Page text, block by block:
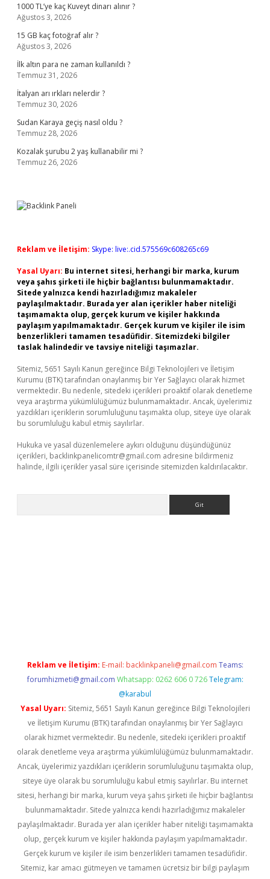
1000 TL’ye kaç Kuveyt dinarı alınır ?
Ağustos 3, 2026
15 GB kaç fotoğraf alır ?
Ağustos 3, 2026
İlk altın para ne zaman kullanıldı ?
Temmuz 31, 2026
İtalyan arı ırkları nelerdir ?
Temmuz 30, 2026
Sudan Karaya geçiş nasıl oldu ?
Temmuz 28, 2026
Kozalak şurubu 2 yaş kullanabilir mi ?
Temmuz 26, 2026
Reklam ve İletişim: Skype: live:.cid.575569c608265c69
Yasal Uyarı: Bu internet sitesi, herhangi bir marka, kurum
veya şahıs şirketi ile hiçbir bağlantısı bulunmamaktadır.
Sitede yalnızca kendi hazırladığımız makaleler
paylaşılmaktadır. Burada yer alan içerikler haber niteliği
taşımamakta olup, gerçek kurum ve kişiler hakkında
paylaşım yapılmamaktadır. Gerçek kurum ve kişiler ile isim
benzerlikleri tamamen tesadüfidir. Sitemizdeki bilgiler
taslak halindedir ve tavsiye niteliği taşımazlar.
Sitemiz, 5651 Sayılı Kanun gereğince Bilgi Teknolojileri ve İletişim
Kurumu (BTK) tarafından onaylanmış bir Yer Sağlayıcı olarak hizmet
vermektedir. Bu nedenle, sitedeki içerikleri proaktif olarak denetleme
veya araştırma yükümlülüğümüz bulunmamaktadır. Ancak, üyelerimiz
yazdıkları içeriklerin sorumluluğunu taşımakta olup, siteye üye olarak
bu sorumluluğu kabul etmiş sayılırlar.
Hukuka ve yasal düzenlemelere aykırı olduğunu düşündüğünüz
içerikleri, backlinkpanelicomtr@gmail.com adresine bildirmeniz
halinde, ilgili içerikler yasal süre içerisinde sitemizden kaldırılacaktır.
Reklam ve İletişim: E-mail: backlinkpaneli@gmail.com Teams:
forumhizmeti@gmail.com Whatsapp: 0262 606 0 726 Telegram:
@karabul
Yasal Uyarı: Sitemiz, 5651 Sayılı Kanun gereğince Bilgi Teknolojileri
ve İletişim Kurumu (BTK) tarafından onaylanmış bir Yer Sağlayıcı
olarak hizmet vermektedir. Bu nedenle, sitedeki içerikleri proaktif
olarak denetleme veya araştırma yükümlülüğümüz bulunmamaktadır.
Ancak, üyelerimiz yazdıkları içeriklerin sorumluluğunu taşımakta olup,
siteye üye olarak bu sorumluluğu kabul etmiş sayılırlar. Bu internet
sitesi, herhangi bir marka, kurum veya şahıs şirketi ile hiçbir bağlantısı
bulunmamaktadır. Sitede yalnızca kendi hazırladığımız makaleler
paylaşılmaktadır. Burada yer alan içerikler haber niteliği taşımamakta
olup, gerçek kurum ve kişiler hakkında paylaşım yapılmamaktadır.
Gerçek kurum ve kişiler ile isim benzerlikleri tamamen tesadüfidir.
Sitemiz, kar amacı gütmeyen ve tamamen ücretsiz bir bilgi paylaşım